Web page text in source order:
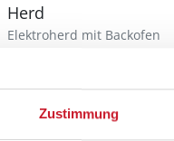
Zustimmung
Herd
Elektroherd mit Backofen
Mikrowelle
Tiefkühler: 30 l